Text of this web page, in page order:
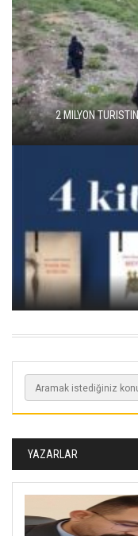
2 MILYON
YAZARLAR